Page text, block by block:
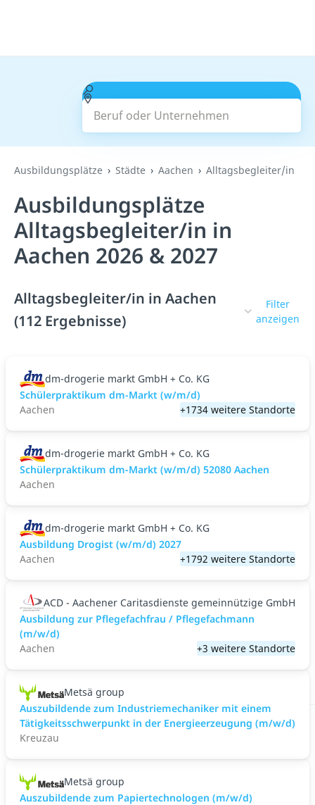
Beruf oder Unternehmen
Suchen
Ausbildungsplätze Städte Aachen Alltagsbegleiter/in
Ausbildungsplätze
Alltagsbegleiter/in in
Aachen 2026 & 2027
Alltagsbegleiter/in in Aachen
(112 Ergebnisse)
Filter
anzeigen
dm-drogerie markt GmbH + Co. KG
Schülerpraktikum dm-Markt (w/m/d)
Aachen
+1734 weitere Standorte
dm-drogerie markt GmbH + Co. KG
Schülerpraktikum dm-Markt (w/m/d) 52080 Aachen
Aachen
dm-drogerie markt GmbH + Co. KG
Ausbildung Drogist (w/m/d) 2027
Aachen
+1792 weitere Standorte
ACD - Aachener Caritasdienste gemeinnützige GmbH
Ausbildung zur Pflegefachfrau / Pflegefachmann
(m/w/d)
Aachen
+3 weitere Standorte
Metsä group
Auszubildende zum Industriemechaniker mit einem
Tätigkeitsschwerpunkt in der Energieerzeugung (m/w/d)
Kreuzau
Metsä group
Auszubildende zum Papiertechnologen (m/w/d)